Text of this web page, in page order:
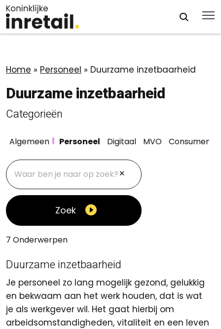
Home » Personeel » Duurzame inzetbaarheid
Duurzame inzetbaarheid
Categorieën
Algemeen Personeel Digitaal MVO Consument
Zoek
7 Onderwerpen
Duurzame inzetbaarheid
Je personeel zo lang mogelijk gezond, gelukkig
en bekwaam aan het werk houden, dat is wat
je als werkgever wil. Het gaat hierbij om
arbeidsomstandigheden, vitaliteit en een leven